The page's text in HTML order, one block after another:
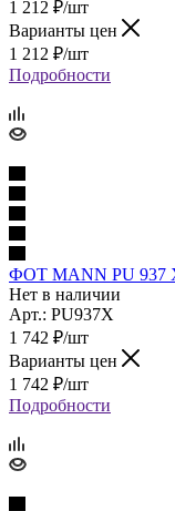
1 212 ₽/шт
Варианты цен
1 212 ₽/шт
Подробности
ФОТ MANN PU 937
Нет в наличии
Арт.: PU937X
1 742 ₽/шт
Варианты цен
1 742 ₽/шт
Подробности